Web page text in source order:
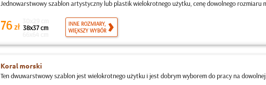
Jednowarstwowy szablon artystyczny lub plastik wielokrotnego użytku, cenę dowolnego rozmiaru
76zł 38x37 cm
INNE ROZMIARY,
WIĘKSZY WYBÓR
Koral morski
Ten dwuwarstwowy szablon jest wielokrotnego użytku i jest dobrym wyborem do pracy na